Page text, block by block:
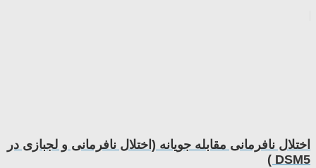
اختلال نافرمانی مقابله جویانه (اختلال نافرمانی و لجبازی در
DSM5 )